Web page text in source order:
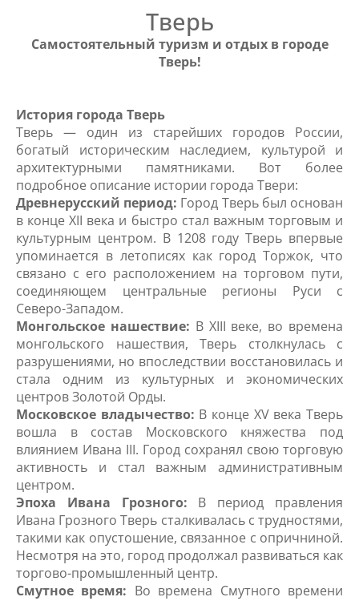
Тверь
Самостоятельный туризм и отдых в городе
Тверь!
История города Тверь
Тверь — один из старейших городов России,
богатый историческим наследием, культурой и
архитектурными памятниками. Вот более
подробное описание истории города Твери:
Древнерусский период: Город Тверь был основан
в конце XII века и быстро стал важным торговым и
культурным центром. В 1208 году Тверь впервые
упоминается в летописях как город Торжок, что
связано с его расположением на торговом пути,
соединяющем центральные регионы Руси с
Северо-Западом.
Монгольское нашествие: В XIII веке, во времена
монгольского нашествия, Тверь столкнулась с
разрушениями, но впоследствии восстановилась и
стала одним из культурных и экономических
центров Золотой Орды.
Московское владычество: В конце XV века Тверь
вошла в состав Московского княжества под
влиянием Ивана III. Город сохранял свою торговую
активность и стал важным административным
центром.
Эпоха Ивана Грозного: В период правления
Ивана Грозного Тверь сталкивалась с трудностями,
такими как опустошение, связанное с опричниной.
Несмотря на это, город продолжал развиваться как
торгово-промышленный центр.
Смутное время: Во времена Смутного времени